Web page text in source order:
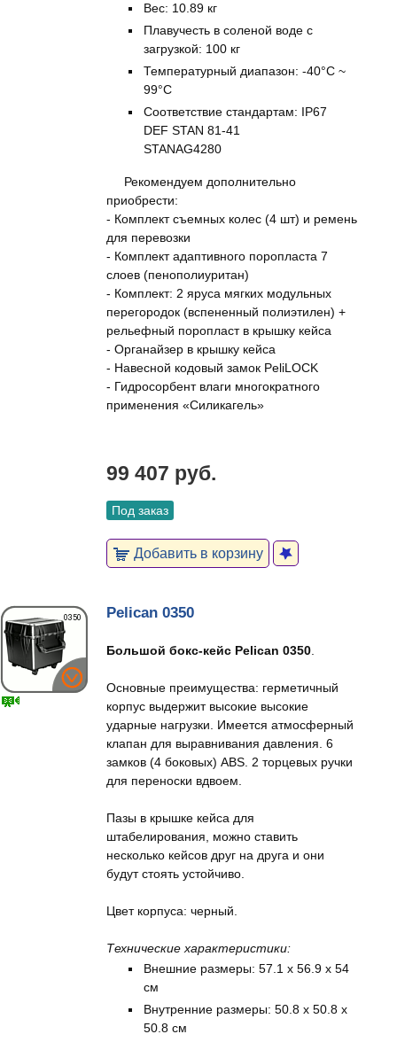
Вес: 10.89 кг
Плавучесть в соленой воде с
загрузкой: 100 кг
Температурный диапазон: -40°C ~
99°C
Соответствие стандартам: IP67
DEF STAN 81-41
STANAG4280
Рекомендуем дополнительно
приобрести:
- Комплект съемных колес (4 шт) и ремень
для перевозки
- Комплект адаптивного поропласта 7
слоев (пенополиуритан)
- Комплект: 2 яруса мягких модульных
перегородок (вспененный полиэтилен) +
рельефный поропласт в крышку кейса
- Органайзер в крышку кейса
- Навесной кодовый замок PeliLOCK
- Гидросорбент влаги многократного
применения «Силикагель»
99 407 руб.
Под заказ
Добавить в корзину
Pelican 0350
Большой бокс-кейс Pelican 0350
Основные преимущества: герметичный
корпус выдержит высокие высокие
ударные нагрузки. Имеется атмосферный
клапан для выравнивания давления. 6
замков (4 боковых) ABS. 2 торцевых ручки
для переноски вдвоем.
Пазы в крышке кейса для
штабелирования, можно ставить
несколько кейсов друг на друга и они
будут стоять устойчиво.
Цвет корпуса: черный.
Технические характеристики:
Внешние размеры: 57.1 x 56.9 x 54
см
Внутренние размеры: 50.8 x 50.8 x
50.8 см